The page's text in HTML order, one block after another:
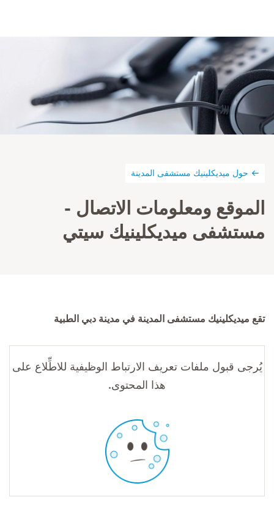
حول ميديكلينيك مستشفى المدينة
الموقع ومعلومات الاتصال -
مستشفى ميديكلينيك سيتي
تقع ميديكلينيك مستشفى المدينة في مدينة دبي الطبية
يُرجى قبول ملفات تعريف الارتباط الوظيفية للاطِّلاع على
هذا المحتوى.